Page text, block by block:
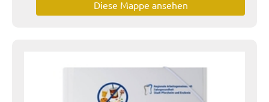
Diese Mappe ansehen